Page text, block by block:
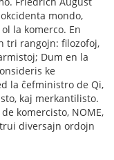
mondo,
la komerco. En
tri rangojn: filozofoj,
Dum en la
ke
la ĉefministro de Qi,
kaj merkantilisto.
komercisto, NOME,
diversajn ordojn